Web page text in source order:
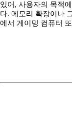
있어, 사용자의 목적
다. 메모리 확장이나
에서 게이밍 컴퓨터